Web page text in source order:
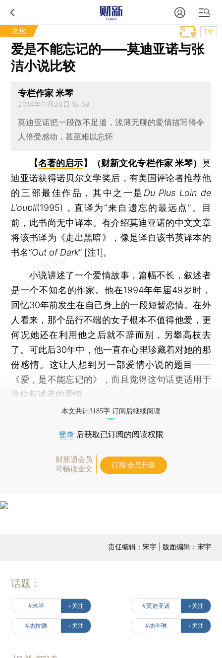
文化 T中
爱是不能忘记的——莫迪亚诺与张
洁小说比较
专栏作家 米琴
2014年11月28日 18:59
莫迪亚诺把一段微不足道，浅薄无聊的爱情描写得令
人倍受感动，甚至难以忘怀
【名著的启示】（财新文化专栏作家 米琴） 莫
迪亚诺获得诺贝尔文学奖后，有美国评论者推荐他
的三部最佳作品，其中之一是 Du Plus Loin de
L'oubli(1995)，直译为“来自遗忘的最远点”。目
前，此书尚无中译本。有介绍莫迪亚诺的中文文章
将该书译为《走出黑暗》，像是译自该书英译本的
书名“Out of Dark” [注1]。
小说讲述了一个爱情故事，篇幅不长，叙述者
是一个不知名的作家。他在1994年年届49岁时，
回忆30年前发生在自己身上的一段短暂恋情。在外
人看来，那个品行不端的女子根本不值得他爱，更
何况她还在利用他之后就不辞而别，另攀高枝去
了。可此后30年中，他一直在心里珍藏着对她的那
份感情。这让人想到另一部爱情小说的题目——
《爱，是不能忘记的》，而且觉得这句话更适用于
这位叙述者的爱情。
本文共计3185字 订阅后继续阅读
登录 后获取已订阅的阅读权限
财新通会员
可畅读全文
订阅/会员升级
责任编辑：宋宇 | 版面编辑：宋宇
话题：
#米琴 +关注 #莫迪亚诺 +关注
#杰拉德 +关注 #杰奎琳 +关注